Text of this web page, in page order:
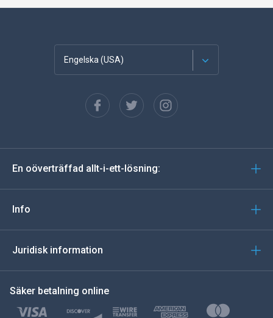
Engelska (USA)
Spanska
tyska
Türkçe
En oöverträffad allt-i-ett-lösning:
Info
Juridisk information
Säker betalning online